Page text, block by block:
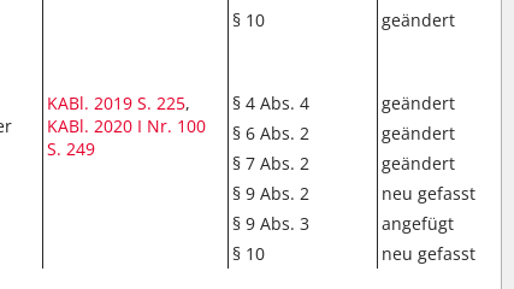
§ 10 geändert
KABl. 2019 S. 225,
KABl. 2020 I Nr. 100
S. 249
§ 4 Abs. 4
geändert
§ 6 Abs. 2
geändert
§ 7 Abs. 2
geändert
§ 9 Abs. 2
neu gefasst
§ 9 Abs. 3
angefügt
§ 10
neu gefasst